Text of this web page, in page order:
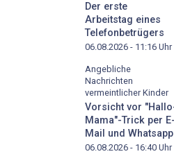
Der erste
Arbeitstag eines
Telefonbetrügers
06.08.2026 - 11:16 Uhr
Angebliche
Nachrichten
vermeintlicher Kinder
Vorsicht vor
Mama"-Trick per E-
Mail und Whatsapp
06.08.2026 - 16:40 Uhr